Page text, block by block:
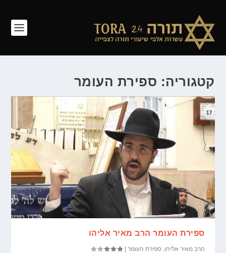
קטגוריה: ספירת העומר
ספירת העומר הרב מאיר אליהו
הרב מאיר אליהו ,ספירת העומר |